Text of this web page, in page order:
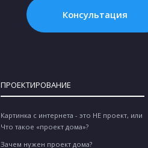
Консультация
ПРОЕКТИРОВАНИЕ
Картинка с интернета - это НЕ проект, или
Что такое «проект дома»?
Зачем нужен проект дома?